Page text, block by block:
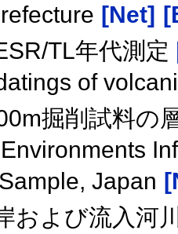
[Net]
TL年代測定
of
掘削試料の
Japan
および流入河